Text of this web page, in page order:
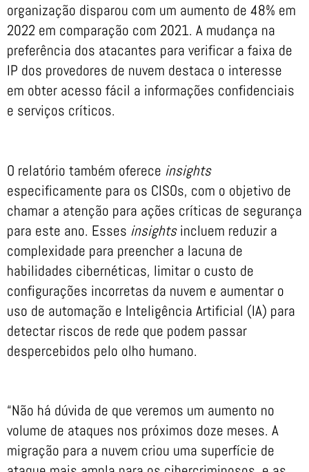
organização disparou com um aumento de 48% em
2022 em comparação com 2021. A mudança na
preferência dos atacantes para verificar a faixa de
IP dos provedores de nuvem destaca o interesse
em obter acesso fácil a informações confidenciais
e serviços críticos.
O relatório também oferece insights
especificamente para os CISOs, com o objetivo de
chamar a atenção para ações críticas de segurança
para este ano. Esses insightsincluem reduzir a
complexidade para preencher a lacuna de
habilidades cibernéticas, limitar o custo de
configurações incorretas da nuvem e aumentar o
uso de automação e Inteligência Artificial (IA) para
detectar riscos de rede que podem passar
despercebidos pelo olho humano.
“Não há dúvida de que veremos um aumento no
volume de ataques nos próximos doze meses. A
migração para a nuvem criou uma superfície de